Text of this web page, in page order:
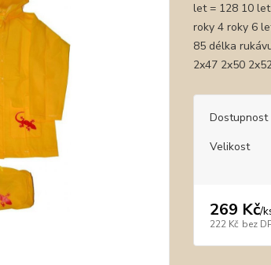
let = 128 10
roky 4 roky 6
85 délka
2x47 2x50
Dostupnost
Velikost
269 Kč/
222 Kč bez